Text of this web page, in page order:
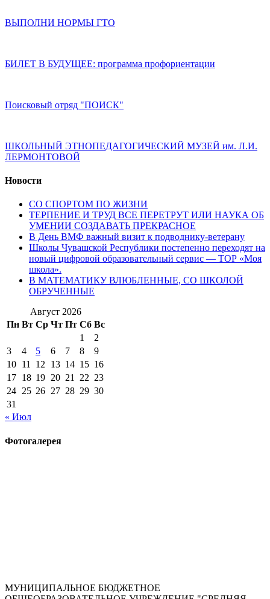
ВЫПОЛНИ НОРМЫ ГТО
БИЛЕТ В БУДУЩЕЕ: программа профориентации
Поисковый отряд "ПОИСК"
ШКОЛЬНЫЙ ЭТНОПЕДАГОГИЧЕСКИЙ МУЗЕЙ им. Л.И.
ЛЕРМОНТОВОЙ
Новости
СО СПОРТОМ ПО ЖИЗНИ
ТЕРПЕНИЕ И ТРУД ВСЕ ПЕРЕТРУТ ИЛИ НАУКА ОБ
УМЕНИИ СОЗДАВАТЬ ПРЕКРАСНОЕ
В День ВМФ важный визит к подводнику-ветерану
Школы Чувашской Республики постепенно переходят на
новый цифровой образовательный сервис — ТОР «Моя
школа».
В МАТЕМАТИКУ ВЛЮБЛЕННЫЕ, СО ШКОЛОЙ
ОБРУЧЕННЫЕ
Август 2026
Пн Вт Ср Чт Пт Сб Вс
1
2
3
4 5 6 7 8
9
10 11 12 13 14 15 16
17 18 19 20 21 22 23
24 25 26 27 28 29 30
31
« Июл
Фотогалерея
МУНИЦИПАЛЬНОЕ БЮДЖЕТНОЕ